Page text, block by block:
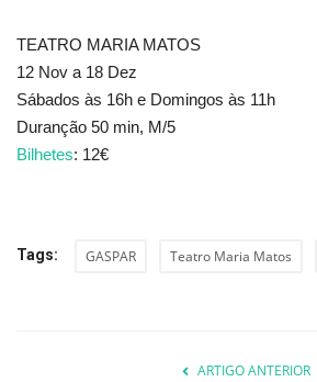
TEATRO MARIA MATOS
12 Nov a 18 Dez
Sábados às 16h e Domingos às 11h
Duranção 50 min, M/5
Bilhetes: 12€
Tags: GASPAR Teatro Maria Matos
ARTIGO ANTERIOR